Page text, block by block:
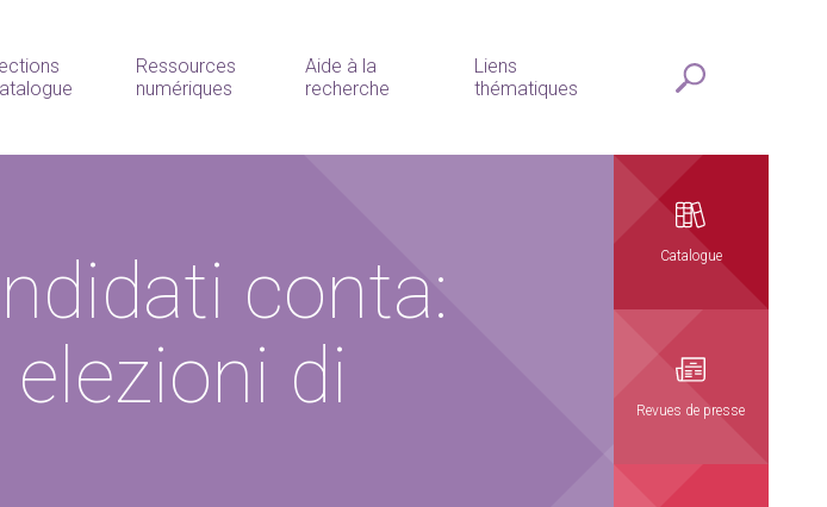
Ressources
numériques
Aide à la
recherche
Liens
thématiques
conta:
di
Catalogue
Revues de presse